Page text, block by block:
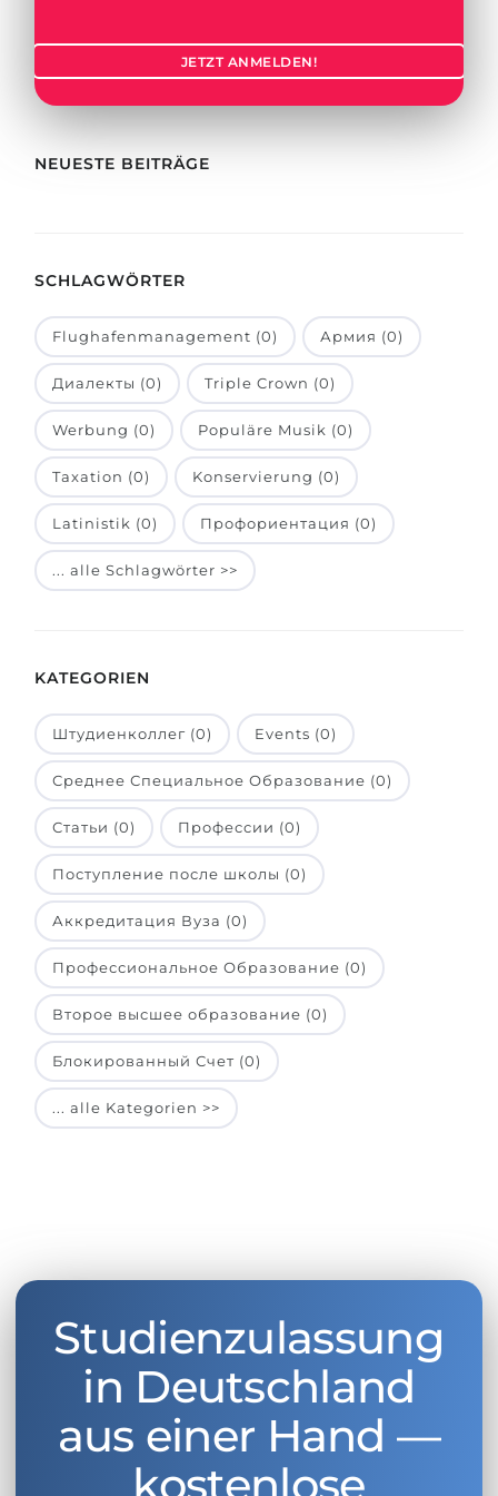
BERUFE
Beispiel-Stellenangebote
Holland-Test
Interessenkarte-Test
RIASEC-Test
Erfolgzu
100%
Unsere Studierenden werden
BERATUNG!
BEWERBEN FÜR FACHRICHTUNG …
Medizin
Physik
BEWERBEN AUS …
Russland
Ukraine
Kasachstan
Aserbaidschan
Armenien
Belarus
Anderes Land
JETZT ANMELDEN!
NEUESTE BEITRÄGE
SCHLAGWÖRTER
Flughafenmanagement (0) Армия (0)
Диалекты (0) Triple Crown (0)
Werbung (0) Populäre Musik (0)
Taxation (0) Konservierung (0)
Latinistik (0) Профориентация (0)
... alle Schlagwörter >>
KATEGORIEN
Штудиенколлег (0) Events (0)
Среднее Специальное Образование (0)
Статьи (0) Профессии (0)
Поступление после школы (0)
Аккредитация Вуза (0)
Профессиональное Образование (0)
Второе высшее образование (0)
Блокированный Счет (0)
... alle Kategorien >>
Studienzulassung
in Deutschland
aus einer Hand —
kostenlose